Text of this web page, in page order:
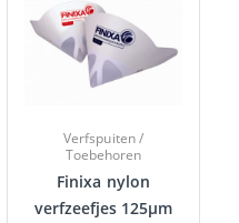
Verfspuiten /
Toebehoren
Finixa nylon
verfzeefjes 125µm